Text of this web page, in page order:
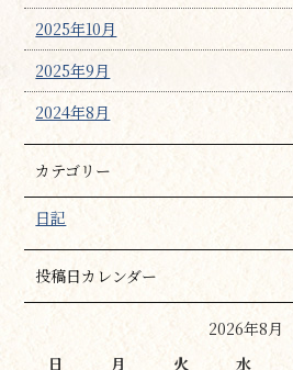
2025年10月
2025年9月
2024年8月
カテゴリー
日記
投稿日カレンダー
2026年8月
日
月 火 水